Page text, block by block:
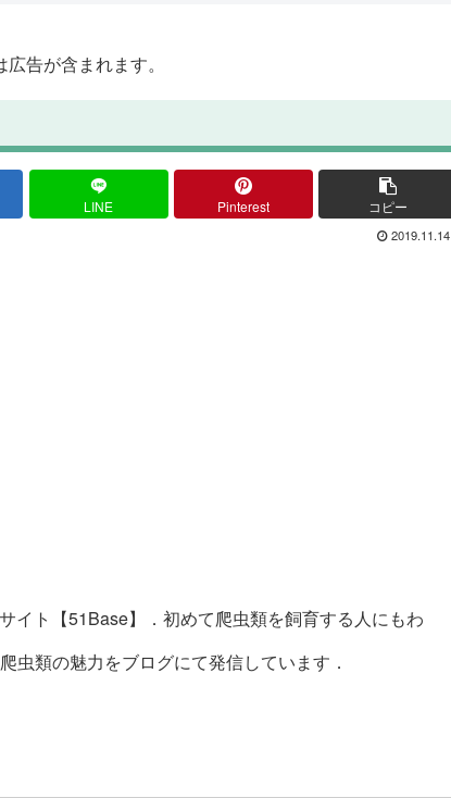
告が含まれます。
LINE Pinterest コピー
2019.11.14
イト【51Base】．初めて爬虫類を飼育する人にもわ
虫類の魅力をブログにて発信しています．